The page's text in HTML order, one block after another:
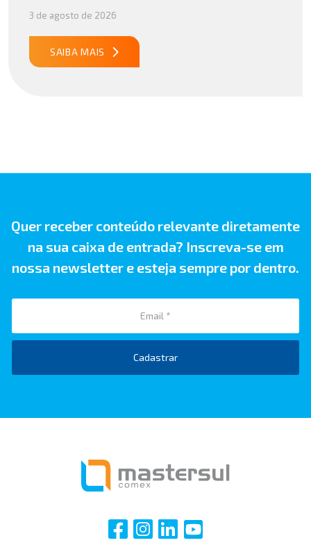
078/2026 Atualização do cálculo do Imposto de
Importação no Acordo Mercosul – União Europeia
publicado29/07/2026 18h47 Notícia PUBLICADO DOU
31/07/26 ATO CONJUNTO RFB/CGIBS Nº […]
3 de agosto de 2026
SAIBA MAIS
Quer receber conteúdo relevante diretamente
na sua caixa de entrada? Inscreva-se em
nossa newsletter e esteja sempre por dentro.
Cadastrar
i i i i